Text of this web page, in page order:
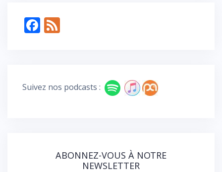
F
o
Suivez nos podcasts :
ABONNEZ-VOUS À NOTRE
NEWSLETTER